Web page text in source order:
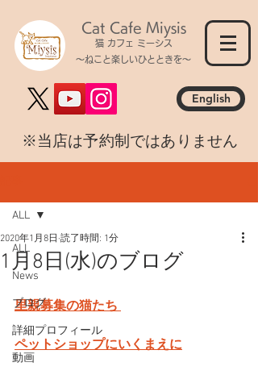
Cat Cafe Miysis
猫 カフェ ミーシス
～ねこと楽しいひとときを～
English
​※当店は予約制ではありません
ALL
News
ブログ
詳細プロフィール
動画
ALL
1月8日(水)のブログ
2020年1月8日 読了時間: 1分
里親募集の猫たち
ペットショップにいくまえに